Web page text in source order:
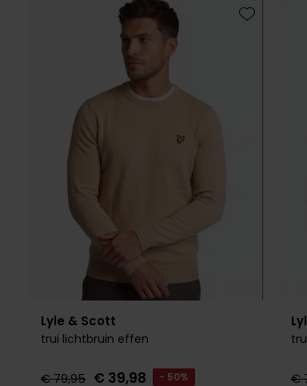
Lyle & Scott
trui lichtbruin effen
€ 79,95 € 39,98 - 50% €